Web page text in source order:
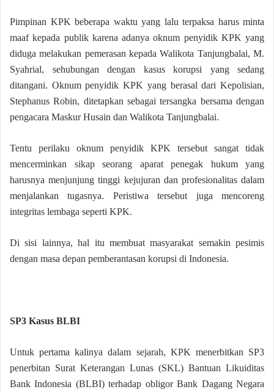
Pimpinan KPK beberapa waktu yang lalu terpaksa harus minta
maaf kepada publik karena adanya oknum penyidik KPK yang
diduga melakukan pemerasan kepada Walikota Tanjungbalai, M.
Syahrial, sehubungan dengan kasus korupsi yang sedang
ditangani. Oknum penyidik KPK yang berasal dari Kepolisian,
Stephanus Robin, ditetapkan sebagai tersangka bersama dengan
pengacara Maskur Husain dan Walikota Tanjungbalai.
Tentu perilaku oknum penyidik KPK tersebut sangat tidak
mencerminkan sikap seorang aparat penegak hukum yang
harusnya menjunjung tinggi kejujuran dan profesionalitas dalam
menjalankan tugasnya. Peristiwa tersebut juga mencoreng
integritas lembaga seperti KPK.
Di sisi lainnya, hal itu membuat masyarakat semakin pesimis
dengan masa depan pemberantasan korupsi di Indonesia.
SP3 Kasus BLBI
Untuk pertama kalinya dalam sejarah, KPK menerbitkan SP3
penerbitan Surat Keterangan Lunas (SKL) Bantuan Likuiditas
Bank Indonesia (BLBI) terhadap obligor Bank Dagang Negara